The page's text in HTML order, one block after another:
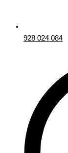
928 024 084